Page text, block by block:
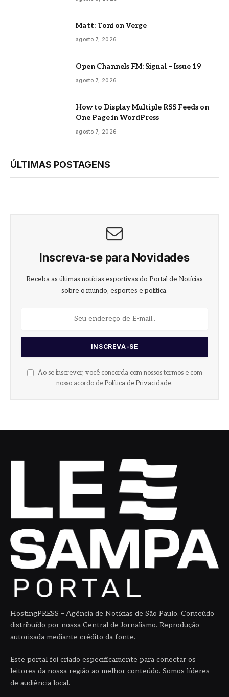
Matt: Toni on Verge
agosto 7, 2026
Open Channels FM: Signal – Issue 19
agosto 7, 2026
How to Display Multiple RSS Feeds on
One Page in WordPress
agosto 7, 2026
ÚLTIMAS POSTAGENS
Inscreva-se para Novidades
Receba as últimas notícias esportivas do Portal de Notícias
sobre o mundo, esportes e política.
Ao se inscrever, você concorda com nossos termos e com
nosso acordo de Política de Privacidade.
HostingPRESS – Agência de Notícias de São Paulo. Conteúdo
distribuído por nossa Central de Jornalismo. Reprodução
autorizada mediante crédito da fonte.
Este portal foi criado especificamente para conectar os
leitores da nossa região ao melhor conteúdo. Somos líderes
de audiência local.